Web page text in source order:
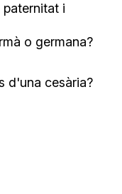
paternitat i
o germana?
d'una cesària?